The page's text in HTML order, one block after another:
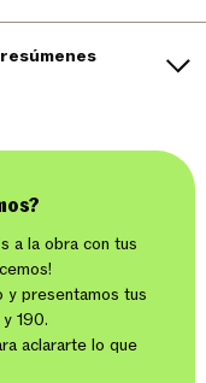
a la obra con tus
presentamos tus
190.
aclararte lo que